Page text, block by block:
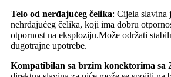
Telo od nerđajućeg čelika: Cijela slavina
nehrđajućeg čelika, koji ima dobru
otpornost na eksploziju.Može održati
dugotrajne upotrebe.
Kompatibilan sa brzim konektorima sa